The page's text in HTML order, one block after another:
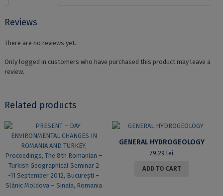
Reviews
There are no reviews yet.
Only logged in customers who have purchased this product may leave a
review.
Related products
GENERAL HYDROGEOLOGY
79,29 lei
ADD TO CART